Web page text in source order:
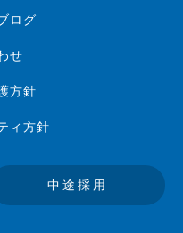
ログ
せ
方針
ィ方針
中途採用